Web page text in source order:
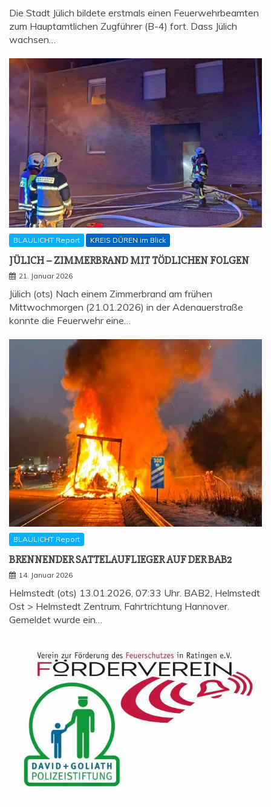
Die Stadt Jülich bildete erstmals einen Feuerwehrbeamten
zum Hauptamtlichen Zugführer (B-4) fort. Dass Jülich
wachsen…
BLAULICHT Report KREIS DÜREN im Blick
JÜLICH – ZIM­MER­BRAND MIT TÖD­LI­CHEN FOLGEN
21. Januar 2026
Jülich (ots) Nach einem Zimmerbrand am frühen
Mittwochmorgen (21.01.2026) in der Adenauerstraße
konnte die Feuerwehr eine…
BLAULICHT Report
BREN­NEN­DER SAT­TEL­AUF­LIE­GER AUF DER BAB2
14. Januar 2026
Helmstedt (ots) 13.01.2026, 07:33 Uhr. BAB2, Helmstedt
Ost > Helmstedt Zentrum, Fahrtrichtung Hannover.
Gemeldet wurde ein…